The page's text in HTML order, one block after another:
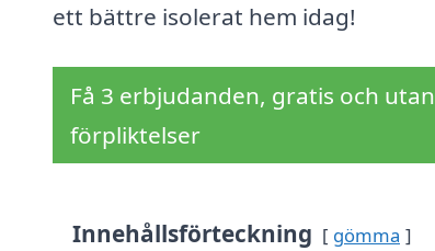
ett bättre isolerat hem idag!
Få 3 erbjudanden, gratis och utan
förpliktelser
Innehållsförteckning gömma